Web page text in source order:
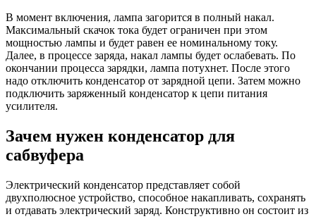
В момент включения, лампа загорится в полный накал.
Максимальный скачок тока будет ограничен при этом
мощностью лампы и будет равен ее номинальному току.
Далее, в процессе заряда, накал лампы будет ослабевать. По
окончании процесса зарядки, лампа потухнет. После этого
надо отключить конденсатор от зарядной цепи. Затем можно
подключить заряженный конденсатор к цепи питания
усилителя.
Зачем нужен конденсатор для
сабвуфера
Электрический конденсатор представляет собой
двухполюсное устройство, способное накапливать, сохранять
и отдавать электрический заряд. Конструктивно он состоит из